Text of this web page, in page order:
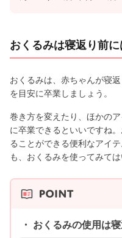
おくるみは寝返り前に
おくるみは、赤ちゃんが寝
を目安に卒業しましょう。
巻き方を変えたり、ほかの
に卒業できるといいですね
ることができる便利なアイ
も、おくるみを使ってみては
おくるみの使用は